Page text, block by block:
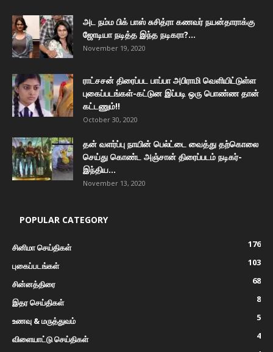
அட நம்ம பிக் பாஸ் சுசித்ரா கணவர் நயன்தாராக்கு
ஜோடியா நடித்த இந்த நடிகரா?...
November 19, 2020
ராட்சசன் திரைப்பட பாப்பா அபிராமி வெளியிட்டுள்ள
புகைப்படங்கள்-கட்டுன இப்படி ஒரு பொண்ண தான்
கட்டணும்!!
October 30, 2020
தன் வளர்ப்பு நாயின் பெல்ட்டை வைத்து தற்கொலை
செய்து கொண்ட அஞ்சான் திரைப்படம் நடிகர்-
இந்திய...
November 13, 2020
POPULAR CATEGORY
சினிமா செய்திகள்
176
புகைப்படங்கள்
103
சின்னத்திரை
68
இதர செய்திகள்
8
உணவு & மருத்துவம்
5
விளையாட்டு செய்திகள்
4